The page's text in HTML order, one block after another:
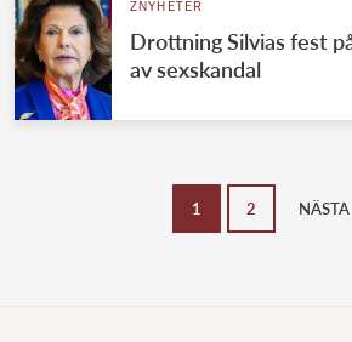
ZNYHETER
Drottning Silvias fest
av sexskandal
1 2 NÄSTA